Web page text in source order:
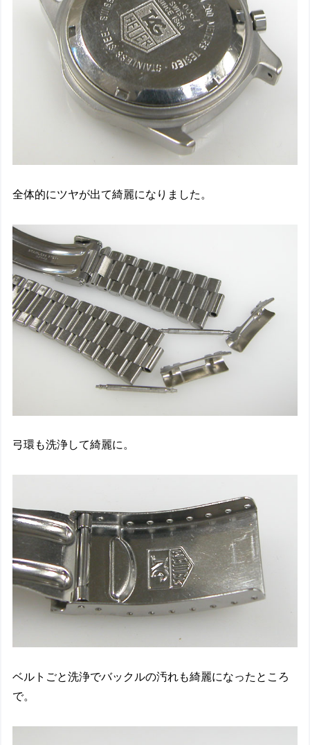
全体的にツヤが出て綺麗になりました。
弓環も洗浄して綺麗に。
ベルトごと洗浄でバックルの汚れも綺麗になったところ
で。